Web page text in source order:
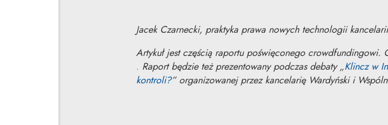
Jacek Czarnecki, praktyka prawa nowych technologii
Artykuł jest częścią raportu poświęconego crowdfundingowi.
Uwaga, link zostanie otwarty w nowym oknie
. Raport będzie też prezentowany podczas debaty „Klincz w
kontroli?” organizowanej przez kancelarię Wardyński i